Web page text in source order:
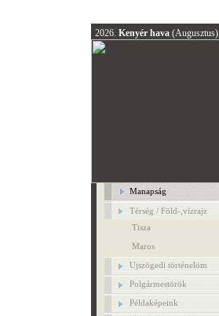
2026. Kenyér hava (Augusztus)
Manapság
Térség / Föld-,vízrajz
Tisza
Maros
Ujszögedi történelöm
Polgármestörök
Példaképeink